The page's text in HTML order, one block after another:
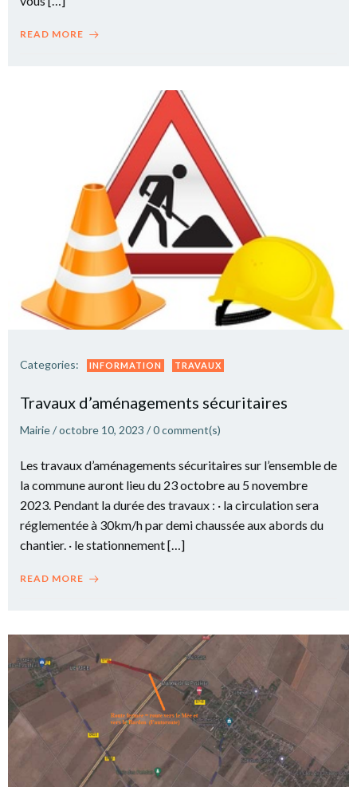
READ MORE
Categories: INFORMATION TRAVAUX
Travaux d’aménagements sécuritaires
Mairie/octobre 10, 2023 /0comment(s)
Les travaux d’aménagements sécuritaires sur l’ensemble de
la commune auront lieu du 23 octobre au 5 novembre
2023. Pendant la durée des travaux : · la circulation sera
réglementée à 30km/h par demi chaussée aux abords du
chantier. · le stationnement […]
READ MORE